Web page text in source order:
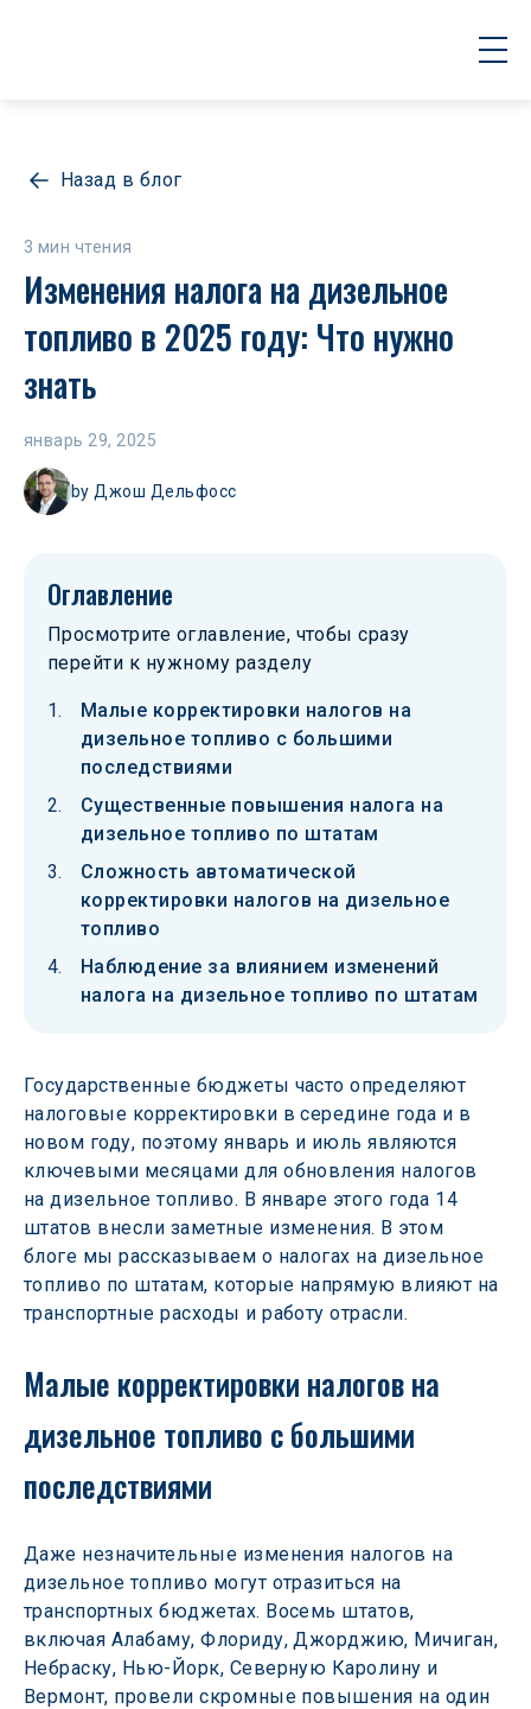
Назад в блог
3 мин чтения
Изменения налога на дизельное
топливо в 2025 году: Что нужно
знать
январь 29, 2025
by Джош Дельфосс
Оглавление
Просмотрите оглавление, чтобы сразу
перейти к нужному разделу
Малые корректировки налогов на
дизельное топливо с большими
последствиями
Существенные повышения налога на
дизельное топливо по штатам
Сложность автоматической
корректировки налогов на дизельное
топливо
Наблюдение за влиянием изменений
налога на дизельное топливо по штатам
Государственные бюджеты часто определяют
налоговые корректировки в середине года и в
новом году, поэтому январь и июль являются
ключевыми месяцами для обновления налогов
на дизельное топливо. В январе этого года 14
штатов внесли заметные изменения. В этом
блоге мы рассказываем о налогах на дизельное
топливо по штатам, которые напрямую влияют на
транспортные расходы и работу отрасли.
Малые корректировки налогов на
дизельное топливо с большими
последствиями
Даже незначительные изменения налогов на
дизельное топливо могут отразиться на
транспортных бюджетах. Восемь штатов,
включая Алабаму, Флориду, Джорджию, Мичиган,
Небраску, Нью-Йорк, Северную Каролину и
Вермонт, провели скромные повышения на один